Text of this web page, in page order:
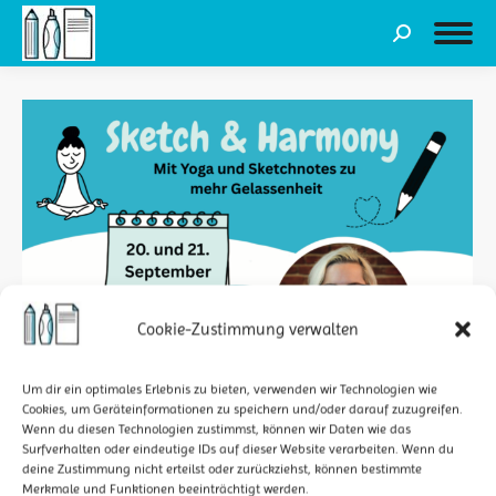
Cookie-Zustimmung verwalten
Um dir ein optimales Erlebnis zu bieten, verwenden wir Technologien wie
Cookies, um Geräteinformationen zu speichern und/oder darauf zuzugreifen.
Wenn du diesen Technologien zustimmst, können wir Daten wie das
Surfverhalten oder eindeutige IDs auf dieser Website verarbeiten. Wenn du
deine Zustimmung nicht erteilst oder zurückziehst, können bestimmte
Merkmale und Funktionen beeinträchtigt werden.
Search:
HANNOVER – SKETCH & HARMONY –
WORKSHOP 2025
Workshops VonStiftMarkerPapier 14. Juli 2025